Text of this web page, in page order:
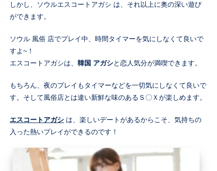
しかし、ソウルエスコートアガシ は、それ以上に奥の深い遊び
ができます。
ソウル 風俗 店でプレイ中、時間タイマーを気にしなくて良いで
すよ~！
エスコートアガシは、 韓国 アガシと恋人気分が満喫できます。
もちろん、夜のプレイもタイマーなどを一切気にしなくて良いで
す。そして風俗店とは違い新鮮な味のあるＳ〇Ｘが楽しめます。
エスコートアガシ は、楽しいデートがあるからこそ、気持ちの
入った熱いプレイができるのです！